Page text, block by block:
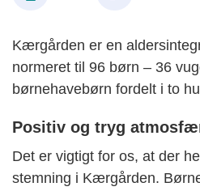
Kærgården er en
normeret til 96 børn – 36
børnehavebørn fordelt i to
Positiv og tryg
Det er vigtigt for os, at der
stemning i Kærgården.